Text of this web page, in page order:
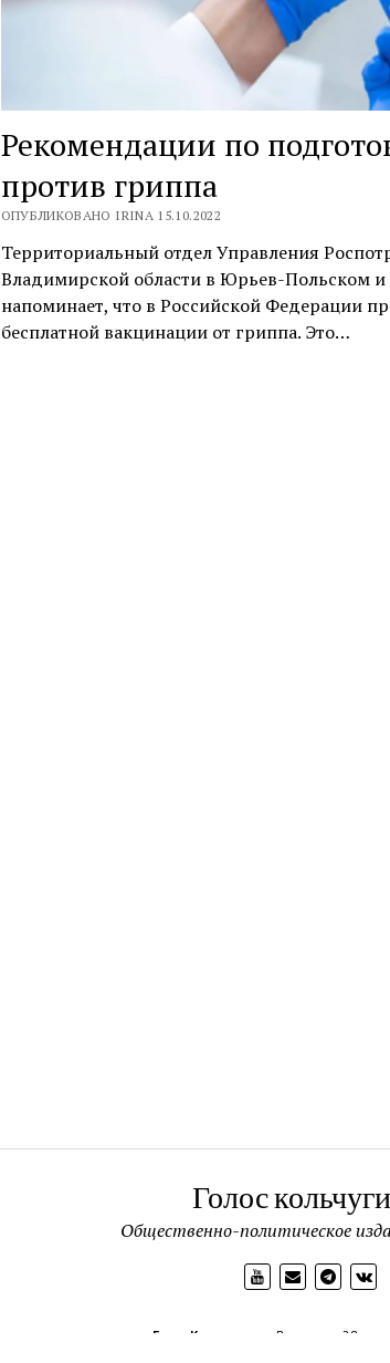
Рекомендации по
против гриппа
ОПУБЛИКОВАНО IRINA 15.10.2022
Территориальный отдел Управления
Владимирской области в Юрьев-Польском и
напоминает, что в Российской Федерации
бесплатной вакцинации от гриппа. Это…
Голос
Общественно-политическое
Голос Кольчугинца Выходит с 28